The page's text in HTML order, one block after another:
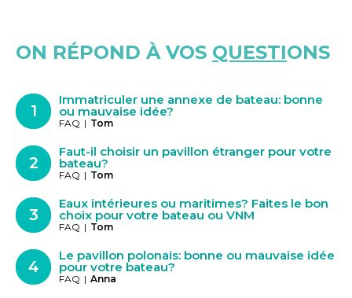
ON RÉPOND À VOS QUESTIONS
Immatriculer une annexe de bateau: bonne
ou mauvaise idée?
Tom
|
FAQ
Faut-il choisir un pavillon étranger pour votre
bateau?
Tom
|
FAQ
Eaux intérieures ou maritimes? Faites le bon
choix pour votre bateau ou VNM
Tom
|
FAQ
Le pavillon polonais: bonne ou mauvaise idée
pour votre bateau?
Anna
|
FAQ